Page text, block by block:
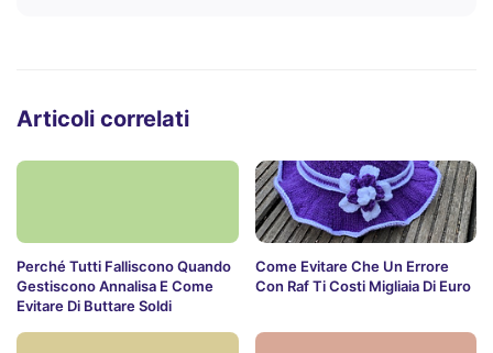
Articoli correlati
Perché Tutti Falliscono Quando
Gestiscono Annalisa E Come
Evitare Di Buttare Soldi
Come Evitare Che Un Errore
Con Raf Ti Costi Migliaia Di Euro